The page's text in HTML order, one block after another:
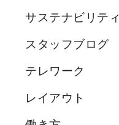
サステナビリティ
スタッフブログ
テレワーク
レイアウト